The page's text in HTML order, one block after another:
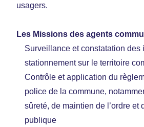
usagers.
Les Missions des agents
Surveillance et constatation des
stationnement sur le territoire
Contrôle et application du
police de la commune,
sûreté, de maintien de l’ordre et
publique